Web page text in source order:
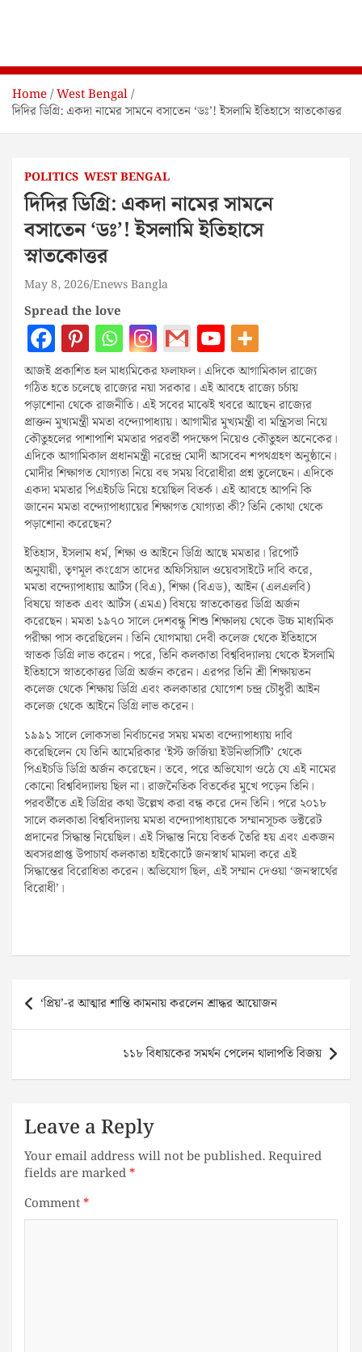
Home West Bengal
দিদির ডিগ্রি: একদা নামের সামনে বসাতেন ‘ডঃ’! ইসলামি ইতিহাসে স্নাতকোত্তর
POLITICS WEST BENGAL
দিদির ডিগ্রি: একদা নামের সামনে
বসাতেন ‘ডঃ’! ইসলামি ইতিহাসে
স্নাতকোত্তর
May 8, 2026 Enews Bangla
Spread the love
আজই প্রকাশিত হল মাধ্যমিকের ফলাফল। এদিকে আগামিকাল রাজ্যে
গঠিত হতে চলেছে রাজ্যের নয়া সরকার। এই আবহে রাজ্যে চর্চায়
পড়াশোনা থেকে রাজনীতি। এই সবের মাঝেই খবরে আছেন রাজ্যের
প্রাক্তন মুখ্যমন্ত্রী মমতা বন্দ্যোপাধ্যায়। আগামীর মুখ্যমন্ত্রী বা মন্ত্রিসভা নিয়ে
কৌতুহলের পাশাপাশি মমতার পরবর্তী পদক্ষেপ নিয়েও কৌতুহল অনেকের।
এদিকে আগামিকাল প্রধানমন্ত্রী নরেন্দ্র মোদী আসবেন শপথগ্রহণ অনুষ্ঠানে।
মোদীর শিক্ষাগত যোগ্যতা নিয়ে বহু সময় বিরোধীরা প্রশ্ন তুলেছেন। এদিকে
একদা মমতার পিএইচডি নিয়ে হয়েছিল বিতর্ক। এই আবহে আপনি কি
জানেন মমতা বন্দ্যোপাধ্যায়ের শিক্ষাগত যোগ্যতা কী? তিনি কোথা থেকে
পড়াশোনা করেছেন?
ইতিহাস, ইসলাম ধর্ম, শিক্ষা ও আইনে ডিগ্রি আছে মমতার। রিপোর্ট
অনুযায়ী, তৃণমূল কংগ্রেস তাদের অফিসিয়াল ওয়েবসাইটে দাবি করে,
মমতা বন্দ্যোপাধ্যায় আর্টস (বিএ), শিক্ষা (বিএড), আইন (এলএলবি)
বিষয়ে স্নাতক এবং আর্টস (এমএ) বিষয়ে স্নাতকোত্তর ডিগ্রি অর্জন
করেছেন। মমতা ১৯৭০ সালে দেশবন্ধু শিশু শিক্ষালয় থেকে উচ্চ মাধ্যমিক
পরীক্ষা পাস করেছিলেন। তিনি যোগমায়া দেবী কলেজ থেকে ইতিহাসে
স্নাতক ডিগ্রি লাভ করেন। পরে, তিনি কলকাতা বিশ্ববিদ্যালয় থেকে ইসলামি
ইতিহাসে স্নাতকোত্তর ডিগ্রি অর্জন করেন। এরপর তিনি শ্রী শিক্ষায়তন
কলেজ থেকে শিক্ষায় ডিগ্রি এবং কলকাতার যোগেশ চন্দ্র চৌধুরী আইন
কলেজ থেকে আইনে ডিগ্রি লাভ করেন।
১৯৯১ সালে লোকসভা নির্বাচনের সময় মমতা বন্দ্যোপাধ্যায় দাবি
করেছিলেন যে তিনি আমেরিকার ‘ইস্ট জর্জিয়া ইউনিভার্সিটি’ থেকে
পিএইচডি ডিগ্রি অর্জন করেছেন। তবে, পরে অভিযোগ ওঠে যে এই নামের
কোনো বিশ্ববিদ্যালয় ছিল না। রাজনৈতিক বিতর্কের মুখে পড়েন তিনি।
পরবর্তীতে এই ডিগ্রির কথা উল্লেখ করা বন্ধ করে দেন তিনি। পরে ২০১৮
সালে কলকাতা বিশ্ববিদ্যালয় মমতা বন্দ্যোপাধ্যায়কে সম্মানসূচক ডক্টরেট
প্রদানের সিদ্ধান্ত নিয়েছিল। এই সিদ্ধান্ত নিয়ে বিতর্ক তৈরি হয় এবং একজন
অবসরপ্রাপ্ত উপাচার্য কলকাতা হাইকোর্টে জনস্বার্থ মামলা করে এই
সিদ্ধান্তের বিরোধিতা করেন। অভিযোগ ছিল, এই সম্মান দেওয়া ‘জনস্বার্থের
বিরোধী’।
Post
navigation
‘প্রিয়’-র আত্মার শান্তি কামনায় করলেন শ্রাদ্ধর আয়োজন
১১৮ বিধায়কের সমর্থন পেলেন থালাপতি বিজয়
Leave a Reply
Your email address will not be published.Required
fields are marked*
Comment*